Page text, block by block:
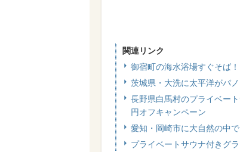
関連リンク
御宿町の海水浴場すぐそば
茨城県・大洗に太平洋がパ
長野県白馬村のプライベー
円オフキャンペーン
愛知・岡崎市に大自然の中
プライベートサウナ付きグ